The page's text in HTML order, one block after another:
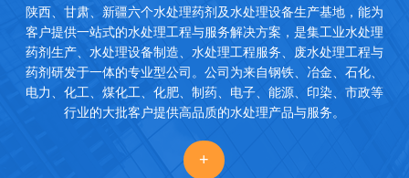
陕西、甘肃、新疆六个水处理药剂及水处理设备生产基地，能为
客户提供一站式的水处理工程与服务解决方案，是集工业水处理
药剂生产、水处理设备制造、水处理工程服务、废水处理工程与
药剂研发于一体的专业型公司。公司为来自钢铁、冶金、石化、
电力、化工、煤化工、化肥、制药、电子、能源、印染、市政等
行业的大批客户提供高品质的水处理产品与服务。
+